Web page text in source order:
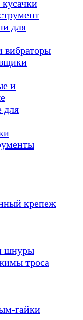
для
вибраторы
и
для
крепеж
шнуры
троса
гайки